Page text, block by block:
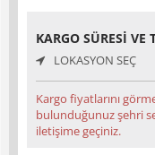
KARGO SÜRESI
LOKASYON SEÇ
Kargo fiyatlarını
bulunduğunuz şehri
iletişime geçiniz.